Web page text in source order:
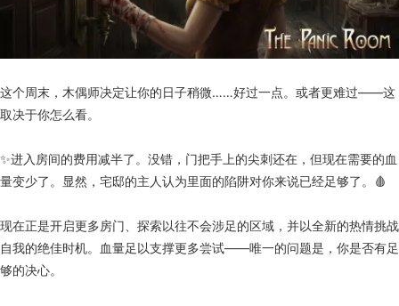
这个周末，木偶师决定让你的日子稍微……好过一点。或者更难过——这
取决于你怎么看。
✨进入房间的费用减半了。没错，门把手上的尖刺还在，但现在需要的血
量变少了。显然，宅邸的主人认为里面的陷阱对你来说已经足够了。🩸
现在正是开启更多房门、探索以往不会涉足的区域，并以全新的热情挑战
自我的绝佳时机。血量足以支撑更多尝试——唯一的问题是，你是否有足
够的决心。